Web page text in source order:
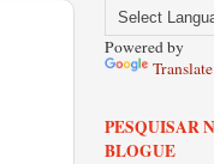
Powered by
Translate
PESQUISAR
BLOGUE